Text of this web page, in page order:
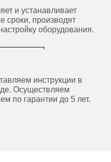
и устанавливает
сроки, производят
оборудования.
инструкции в
Осуществляем
по гарантии до 5 лет.